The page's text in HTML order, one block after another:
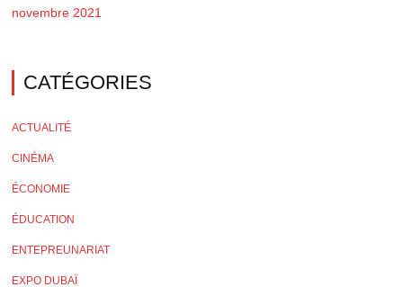
novembre 2021
CATÉGORIES
ACTUALITÉ
CINÉMA
ÉCONOMIE
ÉDUCATION
ENTEPREUNARIAT
EXPO DUBAÏ